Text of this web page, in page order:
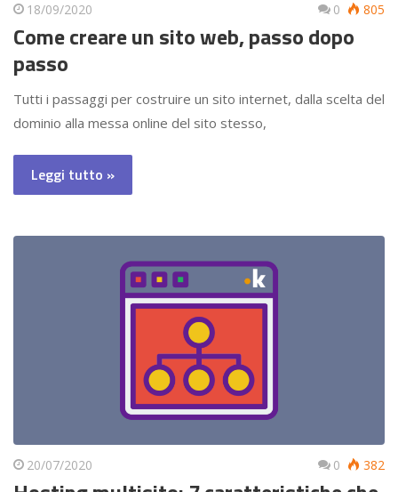
18/09/2020 0 805
Come creare un sito web, passo dopo
passo
Tutti i passaggi per costruire un sito internet, dalla scelta del
dominio alla messa online del sito stesso,
Leggi tutto »
20/07/2020 0 382